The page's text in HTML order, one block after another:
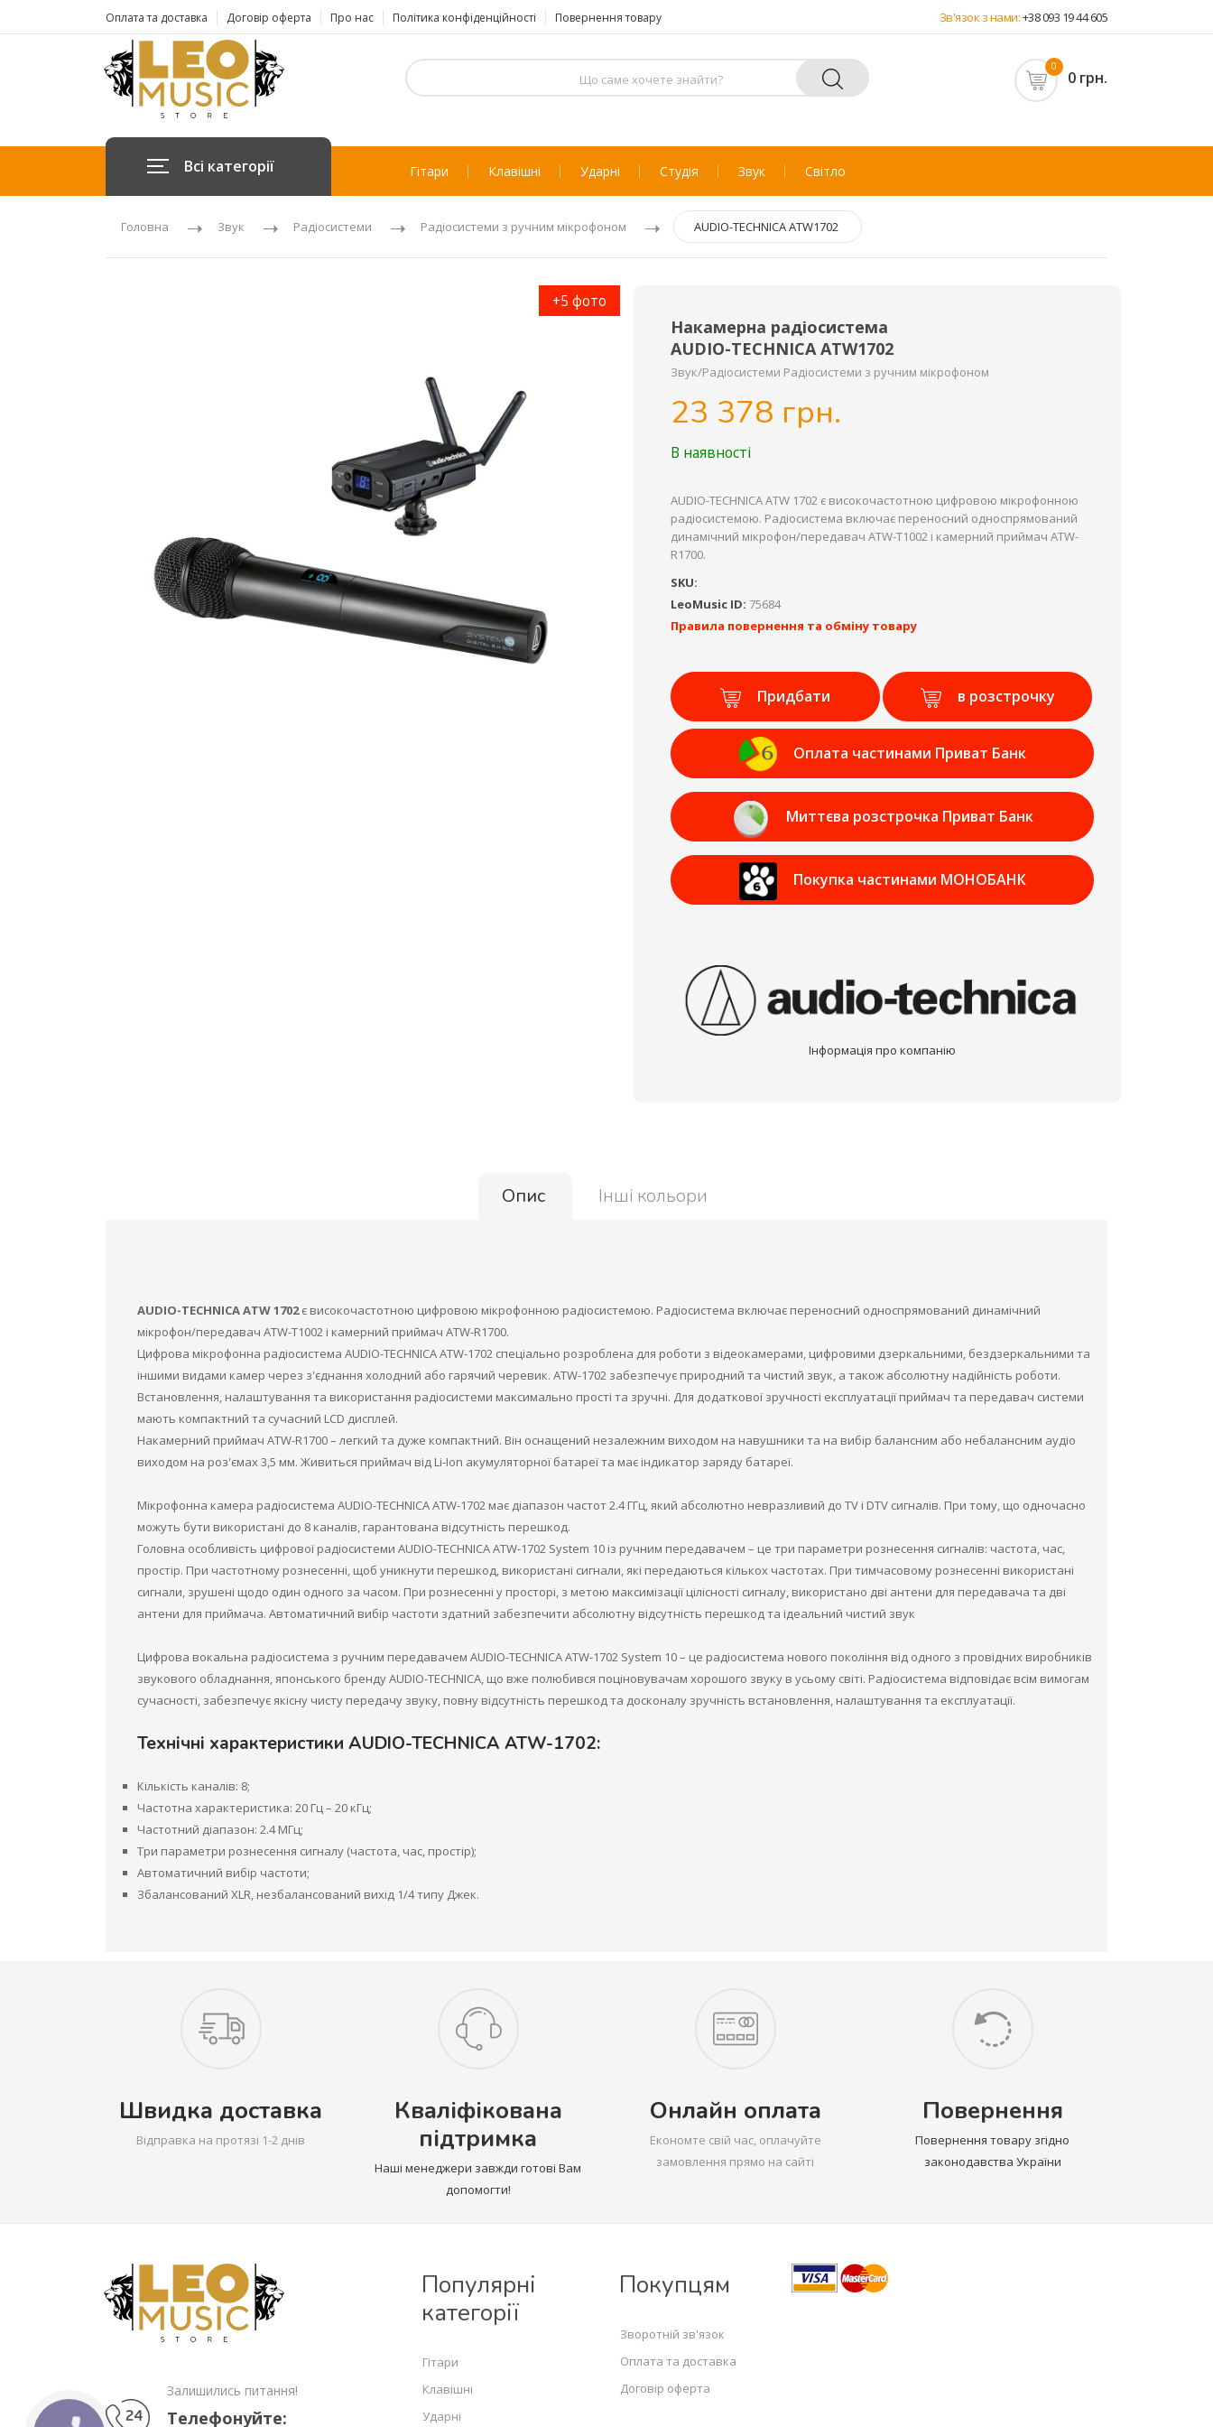
Оплата та доставка Договір оферта Про нас Політика конфіденційності Повернення товару Зв'язок з нами:+38 093 19 44 605
0
0 грн.
Всі категорії Гітари Клавішні Ударні Студія Звук Світло
Головна Звук Радіосистеми Радіосистеми з ручним мікрофоном AUDIO-TECHNICA ATW1702
+5 фото
Накамерна радіосистема
AUDIO-TECHNICA ATW1702
Звук/Радіосистеми Радіосистеми з ручним мікрофоном
23 378 грн.
В наявності
AUDIO-TECHNICA ATW 1702 є високочастотною цифровою мікрофонною
радіосистемою. Радіосистема включає переносний односпрямований
динамічний мікрофон/передавач ATW-T1002 і камерний приймач ATW-
R1700.
SKU:
LeoMusic ID: 75684
Правила повернення та обміну товару
Придбати в розстрочку
Оплата частинами Приват Банк
Миттєва розстрочка Приват Банк
Покупка частинами МОНОБАНК
Інформація про компанію
Опис Інші кольори
AUDIO-TECHNICA ATW 1702є високочастотною цифровою мікрофонною радіосистемою. Радіосистема включає переносний односпрямований динамічний
мікрофон/передавач ATW-T1002 і камерний приймач ATW-R1700.
Цифрова мікрофонна радіосистема AUDIO-TECHNICA ATW-1702 спеціально розроблена для роботи з відеокамерами, цифровими дзеркальними, бездзеркальними та
іншими видами камер через з'єднання холодний або гарячий черевик. ATW-1702 забезпечує природний та чистий звук, а також абсолютну надійність роботи.
Встановлення, налаштування та використання радіосистеми максимально прості та зручні. Для додаткової зручності експлуатації приймач та передавач системи
мають компактний та сучасний LCD дисплей.
Накамерний приймач ATW-R1700 – легкий та дуже компактний. Він оснащений незалежним виходом на навушники та на вибір балансним або небалансним аудіо
виходом на роз'ємах 3,5 мм. Живиться приймач від Li-Ion акумуляторної батареї та має індикатор заряду батареї.
Мікрофонна камера радіосистема AUDIO-TECHNICA ATW-1702 має діапазон частот 2.4 ГГц, який абсолютно невразливий до ТV і DTV сигналів. При тому, що одночасно
можуть бути використані до 8 каналів, гарантована відсутність перешкод.
Головна особливість цифрової радіосистеми AUDIO-TECHNICA ATW-1702 System 10 із ручним передавачем – це три параметри рознесення сигналів: частота, час,
простір. При частотному рознесенні, щоб уникнути перешкод, використані сигнали, які передаються кількох частотах. При тимчасовому рознесенні використані
сигнали, зрушені щодо один одного за часом. При рознесенні у просторі, з метою максимізації цілісності сигналу, використано дві антени для передавача та дві
антени для приймача. Автоматичний вибір частоти здатний забезпечити абсолютну відсутність перешкод та ідеальний чистий звук
Цифрова вокальна радіосистема з ручним передавачем AUDIO-TECHNICA ATW-1702 System 10 – це радіосистема нового покоління від одного з провідних виробників
звукового обладнання, японського бренду AUDIO-TECHNICA, що вже полюбився поціновувачам хорошого звуку в усьому світі. Радіосистема відповідає всім вимогам
сучасності, забезпечує якісну чисту передачу звуку, повну відсутність перешкод та досконалу зручність встановлення, налаштування та експлуатації.
Технічні характеристики AUDIO-TECHNICA ATW-1702:
Кількість каналів: 8;
Частотна характеристика: 20 Гц – 20 кГц;
Частотний діапазон: 2.4 МГц;
Три параметри рознесення сигналу (частота, час, простір);
Автоматичний вибір частоти;
Збалансований XLR, незбалансований вихід 1/4 типу Джек.
Швидка доставка
Відправка на протязі 1-2 днів
Кваліфікована
підтримка
Наші менеджери завжди готові Вам
допомогти!
Онлайн оплата
Економте свій час, оплачуйте
замовлення прямо на сайті
Повернення
Повернення товару згідно
законодавства України
Залишились питання!
Телефонуйте:
Популярні
категорії
Гітари
Клавішні
Ударні
Покупцям
Зворотній зв'язок
Оплата та доставка
Договір оферта